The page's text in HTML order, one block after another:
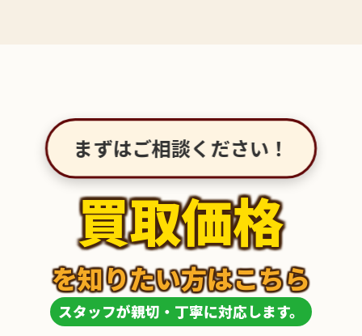
まずはご相談ください！
買取価格
スタッフが親切・丁寧に対応します。
を知りたい方はこちら